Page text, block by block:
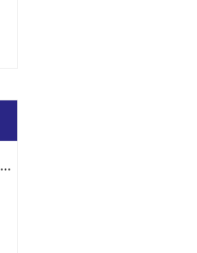
Car DVR/Rear View Mirror